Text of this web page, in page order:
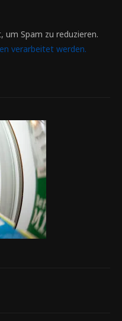
um Spam zu reduzieren.
verarbeitet werden.